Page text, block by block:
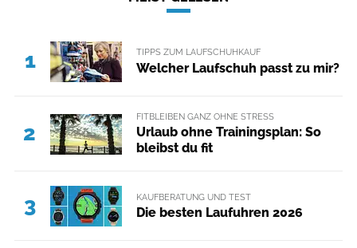
1 TIPPS ZUM LAUFSCHUHKAUF
Welcher Laufschuh passt zu mir?
2
FITBLEIBEN GANZ OHNE STRESS
Urlaub ohne Trainingsplan: So
bleibst du fit
3 KAUFBERATUNG UND TEST
Die besten Laufuhren 2026